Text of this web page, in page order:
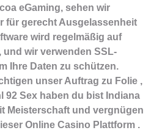
eGaming, sehen wir
für gerecht Ausgelassenheit
wird regelmäßig auf
wir verwenden SSL-
Ihre Daten zu schützen.
unser Auftrag zu Folie ,
92 Sex haben du bist Indiana
Meisterschaft und vergnügen
Online Casino Plattform .